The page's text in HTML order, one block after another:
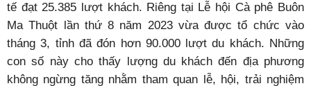
tế đạt 25.385 lượt khách. Riêng tại Lễ hội Cà phê Buôn
Ma Thuột lần thứ 8 năm 2023 vừa được tổ chức vào
tháng 3, tỉnh đã đón hơn 90.000 lượt du khách. Những
con số này cho thấy lượng du khách đến địa phương
không ngừng tăng nhằm tham quan lễ, hội, trải nghiệm